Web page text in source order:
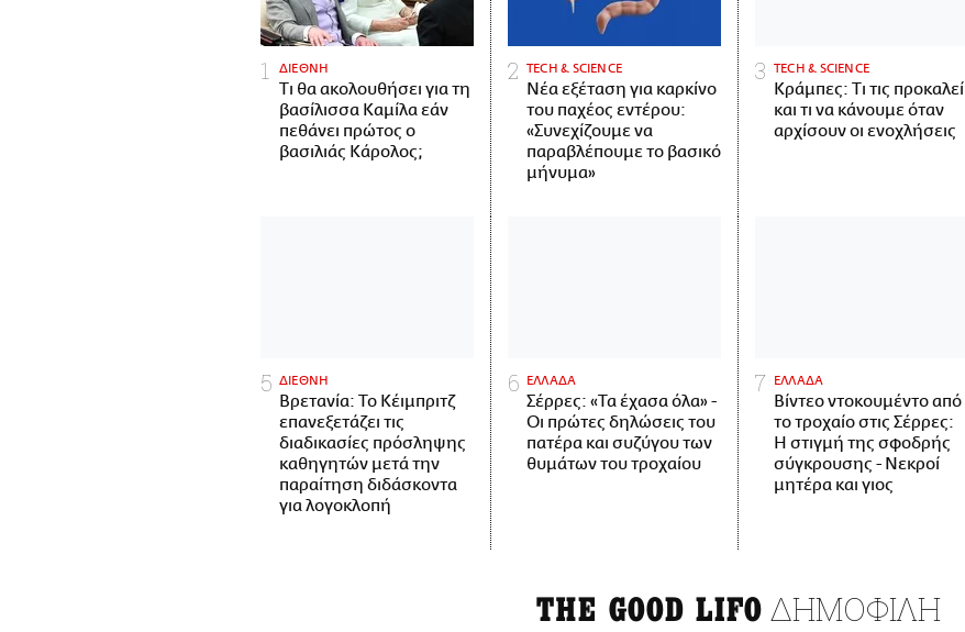
ΔΙΕΘΝΗ
Τι θα ακολουθήσει για τη
βασίλισσα Καμίλα εάν
πεθάνει πρώτος ο
βασιλιάς Κάρολος;
ΤECH & SCIENCE
Νέα εξέταση για καρκίνο
του παχέος εντέρου:
«Συνεχίζουμε να
παραβλέπουμε το βασικό
μήνυμα»
ΤECH & SCIENCE
Κράμπες: Τι τις προκαλεί
και τι να κάνουμε όταν
αρχίσουν οι ενοχλήσεις
ΔΙΕΘΝΗ
Βρετανία: Το Κέιμπριτζ
επανεξετάζει τις
διαδικασίες πρόσληψης
καθηγητών μετά την
παραίτηση διδάσκοντα
για λογοκλοπή
ΕΛΛΑΔΑ
Σέρρες: «Τα έχασα όλα» -
Οι πρώτες δηλώσεις του
πατέρα και συζύγου των
θυμάτων του τροχαίου
ΕΛΛΑΔΑ
Βίντεο ντοκουμέντο από
το τροχαίο στις Σέρρες:
Η στιγμή της σφοδρής
σύγκρουσης - Νεκροί
μητέρα και γιος
THE GOOD LIFO ΔΗΜΟΦΙΛΗ